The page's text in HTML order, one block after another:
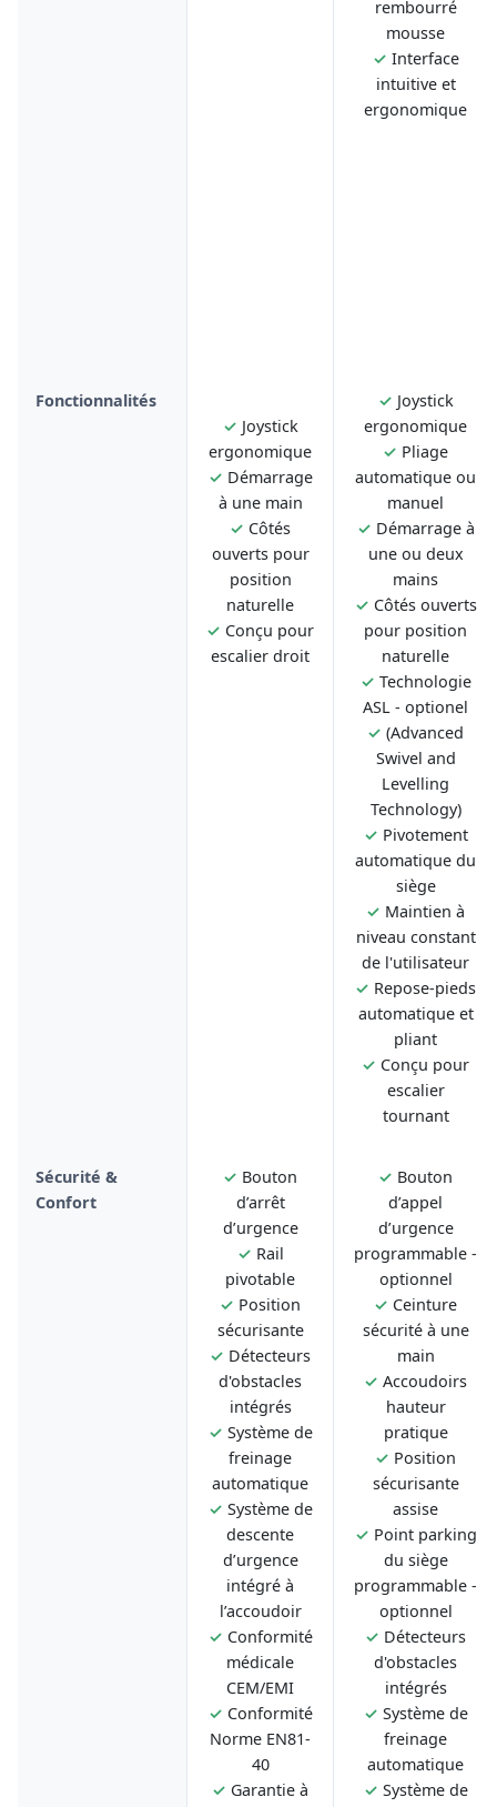
rembourré
mousse
✓ Interface
intuitive et
ergonomique
Fonctionnalités
✓ Joystick
ergonomique
✓ Démarrage
à une main
✓ Côtés
ouverts pour
position
naturelle
✓ Conçu pour
escalier droit
✓ Joystick
ergonomique
✓ Pliage
automatique ou
manuel
✓ Démarrage à
une ou deux
mains
✓ Côtés ouverts
pour position
naturelle
✓ Technologie
ASL - optionel
✓ (Advanced
Swivel and
Levelling
Technology)
✓ Pivotement
automatique du
siège
✓ Maintien à
niveau constant
de l'utilisateur
✓ Repose-pieds
automatique et
pliant
✓ Conçu pour
escalier
tournant
Sécurité &
Confort
✓ Bouton
d’arrêt
d’urgence
✓ Rail
pivotable
✓ Position
sécurisante
✓ Détecteurs
d'obstacles
intégrés
✓ Système de
freinage
automatique
✓ Système de
descente
d’urgence
intégré à
l’accoudoir
✓ Conformité
médicale
CEM/EMI
✓ Conformité
Norme EN81-
40
✓ Garantie à
✓ Bouton
d’appel
d’urgence
programmable -
optionnel
✓ Ceinture
sécurité à une
main
✓ Accoudoirs
hauteur
pratique
✓ Position
sécurisante
assise
✓ Point parking
du siège
programmable -
optionnel
✓ Détecteurs
d'obstacles
intégrés
✓ Système de
freinage
automatique
✓ Système de